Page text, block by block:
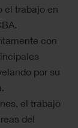
el trabajo en
con
por su
el trabajo
del